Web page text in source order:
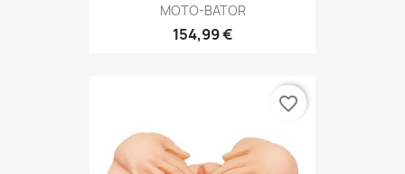
MOTO-BATOR
154,99 €
favorite_border